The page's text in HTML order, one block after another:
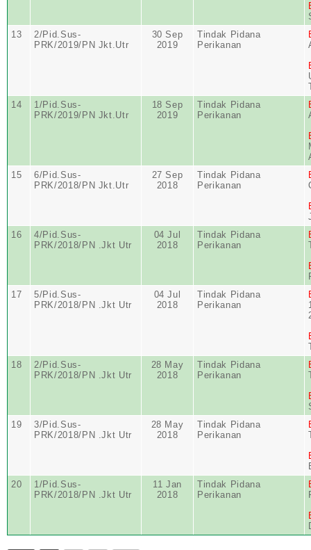
13
2/Pid.Sus-
PRK/2019/PN Jkt.Utr
30 Sep
2019
Tindak Pidana
Perikanan
14
1/Pid.Sus-
PRK/2019/PN Jkt.Utr
18 Sep
2019
Tindak Pidana
Perikanan
15
6/Pid.Sus-
PRK/2018/PN Jkt.Utr
27 Sep
2018
Tindak Pidana
Perikanan
16
4/Pid.Sus-
PRK/2018/PN .Jkt Utr
04 Jul
2018
Tindak Pidana
Perikanan
17
5/Pid.Sus-
PRK/2018/PN .Jkt Utr
04 Jul
2018
Tindak Pidana
Perikanan
18
2/Pid.Sus-
PRK/2018/PN .Jkt Utr
28 May
2018
Tindak Pidana
Perikanan
19
3/Pid.Sus-
PRK/2018/PN .Jkt Utr
28 May
2018
Tindak Pidana
Perikanan
20
1/Pid.Sus-
PRK/2018/PN .Jkt Utr
11 Jan
2018
Tindak Pidana
Perikanan